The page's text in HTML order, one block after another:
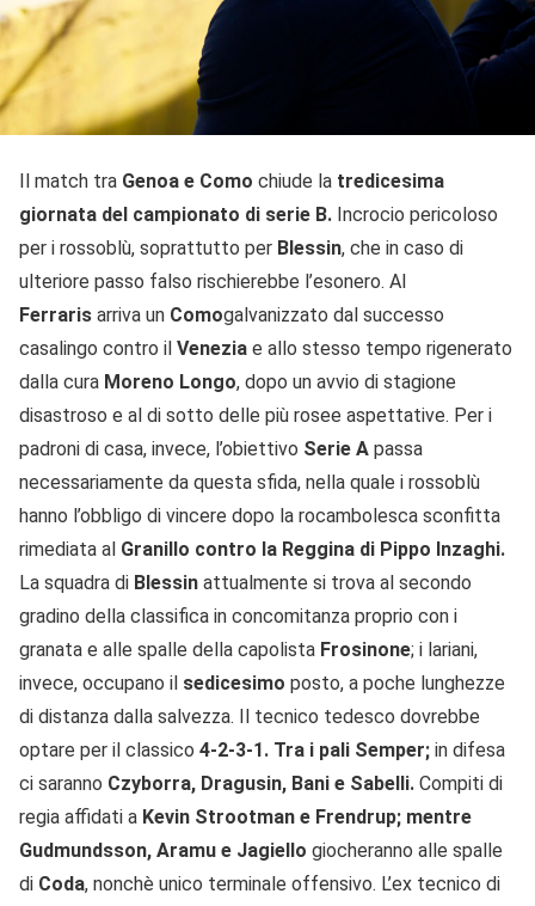
Il match tra Genoa e Como chiude la tredicesima
giornata del campionato di serie B. Incrocio pericoloso
per i rossoblù, soprattutto per Blessin, che in caso di
ulteriore passo falso rischierebbe l’esonero. Al
Ferraris arriva un Comogalvanizzato dal successo
casalingo contro il Venezia e allo stesso tempo rigenerato
dalla cura Moreno Longo, dopo un avvio di stagione
disastroso e al di sotto delle più rosee aspettative. Per i
padroni di casa, invece, l’obiettivo Serie A passa
necessariamente da questa sfida, nella quale i rossoblù
hanno l’obbligo di vincere dopo la rocambolesca sconfitta
rimediata al Granillo contro la Reggina di Pippo Inzaghi.
La squadra di Blessin attualmente si trova al secondo
gradino della classifica in concomitanza proprio con i
granata e alle spalle della capolista Frosinone; i lariani,
invece, occupano il sedicesimo posto, a poche lunghezze
di distanza dalla salvezza. Il tecnico tedesco dovrebbe
optare per il classico 4-2-3-1. Tra i pali Semper; in difesa
ci saranno Czyborra, Dragusin, Bani e Sabelli. Compiti di
regia affidati a Kevin Strootman e Frendrup; mentre
Gudmundsson, Aramu e Jagiello giocheranno alle spalle
di Coda, nonchè unico terminale offensivo. L’ex tecnico di